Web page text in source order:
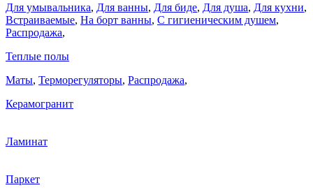
Для умывальника, Для ванны, Для биде, Для душа, Для кухни,
Встраиваемые, На борт ванны, C гигиеническим душем,
Распродажа,
Теплые полы
Маты, Терморегуляторы, Распродажа,
Керамогранит
Ламинат
Паркет